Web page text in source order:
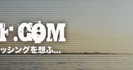
BeWAF
(ビ
ワ
エ
フ）